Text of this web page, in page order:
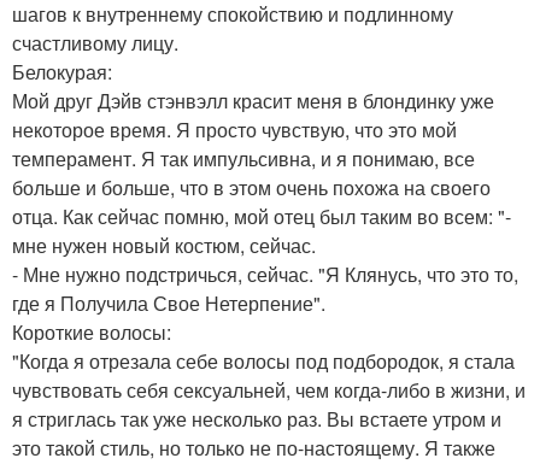
шагов к внутреннему спокойствию и подлинному
счастливому лицу.
Белокурая:
Мой друг Дэйв стэнвэлл красит меня в блондинку уже
некоторое время. Я просто чувствую, что это мой
темперамент. Я так импульсивна, и я понимаю, все
больше и больше, что в этом очень похожа на своего
отца. Как сейчас помню, мой отец был таким во всем: "-
мне нужен новый костюм, сейчас.
- Мне нужно подстричься, сейчас. "Я Клянусь, что это то,
где я Получила Свое Нетерпение".
Короткие волосы:
"Когда я отрезала себе волосы под подбородок, я стала
чувствовать себя сексуальней, чем когда-либо в жизни, и
я стриглась так уже несколько раз. Вы встаете утром и
это такой стиль, но только не по-настоящему. Я также